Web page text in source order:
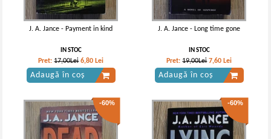
J. A. Jance - Payment in kind
IN STOC
Pret:17,00Lei 6,80 Lei
Adaugă în coș
J. A. Jance - Long time gone
IN STOC
Pret:19,00Lei 7,60 Lei
Adaugă în coș
-60% -60%